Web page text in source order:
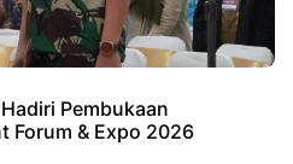
Pembukaan
Forum & Expo 2026